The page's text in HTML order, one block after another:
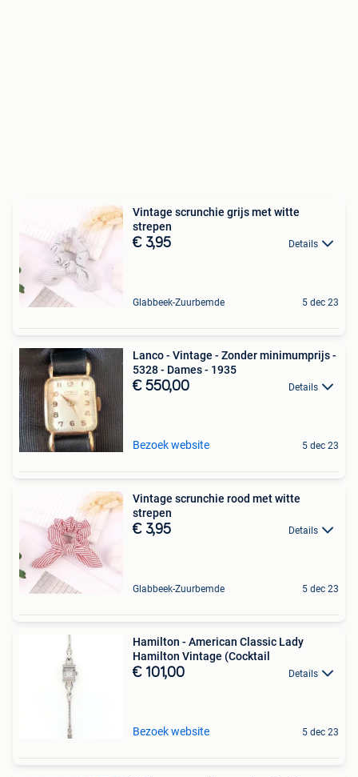
Vintage scrunchie grijs met witte
strepen
€ 3,95 Details
Glabbeek-Zuurbemde 5 dec 23
Lanco - Vintage - Zonder minimumprijs -
5328 - Dames - 1935
€ 550,00 Details
Bezoek website 5 dec 23
Vintage scrunchie rood met witte
strepen
€ 3,95 Details
Glabbeek-Zuurbemde 5 dec 23
Hamilton - American Classic Lady
Hamilton Vintage (Cocktail
€ 101,00 Details
Bezoek website 5 dec 23